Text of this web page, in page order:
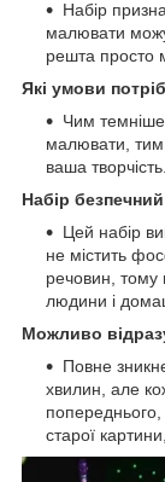
Набір
малювати
решта просто
Які умови
Чим
малювати, тим
ваша творчість.
Набір
Цей набір
не містить
речовин, тому
людини і
Можливо
Повне
хвилин, але
старої